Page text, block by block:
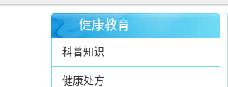
健康教育
科普知识
健康处方